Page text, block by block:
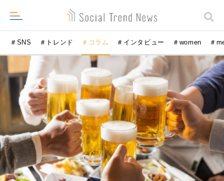
＃SNS ＃トレンド ＃コラム ＃インタビュー ＃women ＃